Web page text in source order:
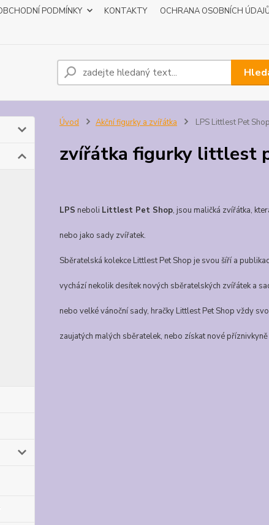
PODMÍNKY KONTAKTY OCHRANA OSOBNÍCH
Úvod Akční figurky a zvířátka LPS Littlest Pet Shop
zvířátka figurky littlest
LPS neboli Littlest Pet Shop, jsou maličká zvířátka,
nebo jako sady zvířatek.
Sběratelská kolekce Littlest Pet Shop je svou šíří a
vychází nekolik desítek nových sběratelských zvířátek a
nebo velké vánoční sady, hračky Littlest Pet Shop vždy
zaujatých malých sběratelek, nebo získat nové